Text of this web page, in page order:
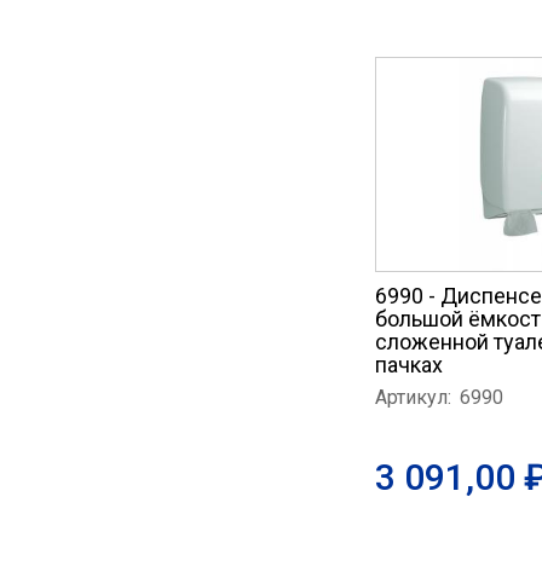
6990 -
большой
сложенной
пачках
Артикул: 6990
3 091,00